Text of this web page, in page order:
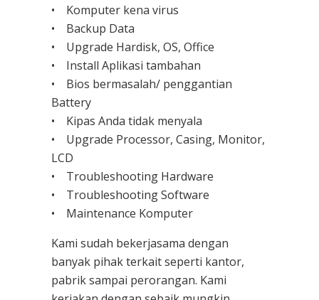
• Komputer kena virus
• Backup Data
• Upgrade Hardisk, OS, Office
• Install Aplikasi tambahan
• Bios bermasalah/ penggantian
Battery
• Kipas Anda tidak menyala
• Upgrade Processor, Casing, Monitor,
LCD
• Troubleshooting Hardware
• Troubleshooting Software
• Maintenance Komputer
Kami sudah bekerjasama dengan
banyak pihak terkait seperti kantor,
pabrik sampai perorangan. Kami